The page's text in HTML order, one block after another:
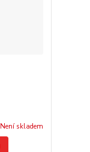
Není skladem